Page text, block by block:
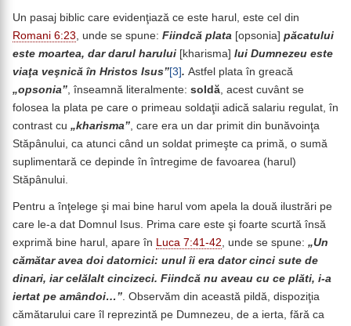
Un pasaj biblic care evidenţiază ce este harul, este cel din
Romani 6:23 , unde se spune: Fiindcă plata [opsonia] păcatului
este moartea, dar darul harului [kharisma] lui Dumnezeu este
viaţa veşnică în Hristos Isus”[3]. Astfel plata în greacă
„opsonia” , înseamnă literalmente: soldă , acest cuvânt se
folosea la plata pe care o primeau soldaţii adică salariu regulat, în
contrast cu „kharisma” , care era un dar primit din bunăvoinţa
Stăpânului, ca atunci când un soldat primeşte ca primă, o sumă
suplimentară ce depinde în întregime de favoarea (harul)
Stăpânului.
Pentru a înţelege şi mai bine harul vom apela la două ilustrări pe
care le-a dat Domnul Isus. Prima care este şi foarte scurtă însă
exprimă bine harul, apare în Luca 7:41-42, unde se spune: „Un
cămătar avea doi datornici: unul îi era dator cinci sute de
dinari, iar celălalt cincizeci. Fiindcă nu aveau cu ce plăti, i-a
iertat pe amândoi…”. Observăm din această pildă, dispoziţia
cămătarului care îl reprezintă pe Dumnezeu, de a ierta, fără ca